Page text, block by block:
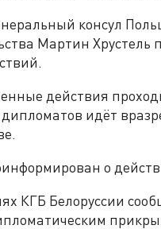
консул
Мартин
действия
идёт
о
КГБ Белоруссии